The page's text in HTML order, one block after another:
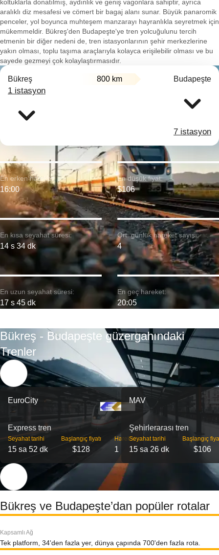
koltuklarla donatılmış, aydınlık ve geniş vagonlara sahiptir, ayrıca
aralıklı diz mesafesi ve cömert bir bagaj alanı sunar. Büyük panaromik
penceler, yol boyunca muhteşem manzarayı hayranlıkla seyretmek için
mükemmeldir. Bükreş'den Budapeşte'ye tren yolcuğulunu tercih
etmenin bir diğer nedeni de, tren istasyonlarının şehir merkezlerine
yakın olması, toplu taşıma araçlarıyla kolayca erişilebilir olması ve bu
sayede gezmeyi çok kolaylaştırmasıdır.
Bükreş 800 km Budapeşte
1 istasyon
7 istasyon
En kısa seyahat süresi:
14 s 34 dk
En erken hareket:
16:00
En uzun seyahat süresi:
17 s 45 dk
En düşük fiyat:
$106
Ort. günlük hareket sayısı:
4
En geç hareket:
20:05
Bükreş - Budapeşte güzergahındaki
Trenler
EuroCity
Express tren
Seyahat tarihi
15 sa 52 dk
Başlangıç ​​fiyatı
$128
Hareket
1
MAV
Şehirlerarası tren
Seyahat tarihi
15 sa 26 dk
Başlangıç
$106
Bükreş ve Budapeşte’dan popüler rotalar
Kapsamlı Ağ
Tek platform, 34'den fazla yer, dünya çapında 700'den fazla rota.